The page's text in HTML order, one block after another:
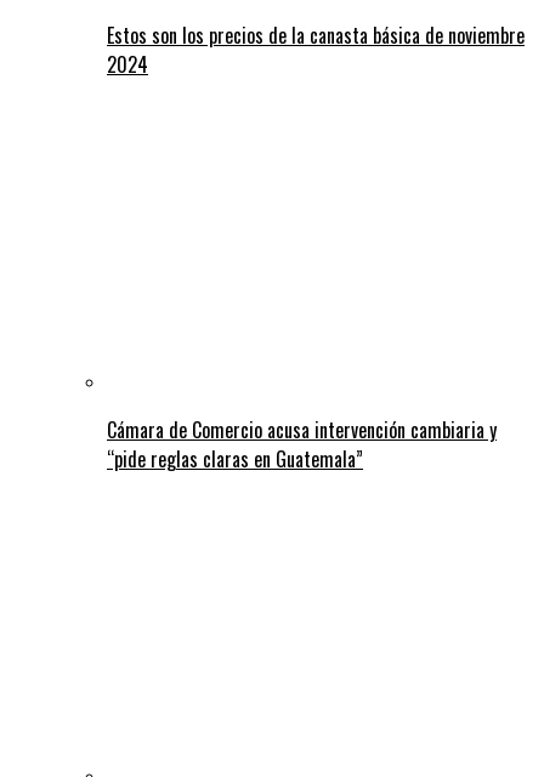
Estos son los precios de la canasta básica de noviembre
2024
Cámara de Comercio acusa intervención cambiaria y
“pide reglas claras en Guatemala”